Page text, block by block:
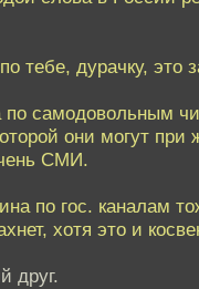
тебе, дурачку, это
самодовольным
они могут при
СМИ.
по гос. каналам
хотя это и
друг.